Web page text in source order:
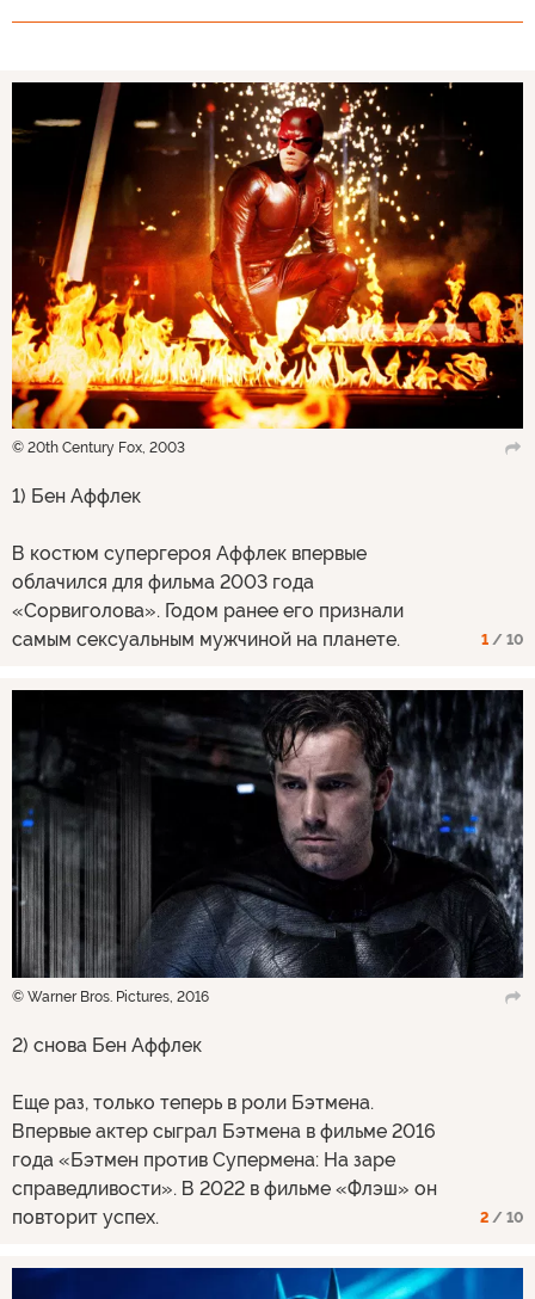
© 20th Century Fox, 2003
1) Бен Аффлек
В костюм супергероя Аффлек впервые
облачился для фильма 2003 года
«Сорвиголова». Годом ранее его признали
самым сексуальным мужчиной на планете.
1 / 10
© Warner Bros. Pictures, 2016
2) снова Бен Аффлек
Еще раз, только теперь в роли Бэтмена.
Впервые актер сыграл Бэтмена в фильме 2016
года «Бэтмен против Супермена: На заре
справедливости». В 2022 в фильме «Флэш» он
повторит успех.
2 / 10